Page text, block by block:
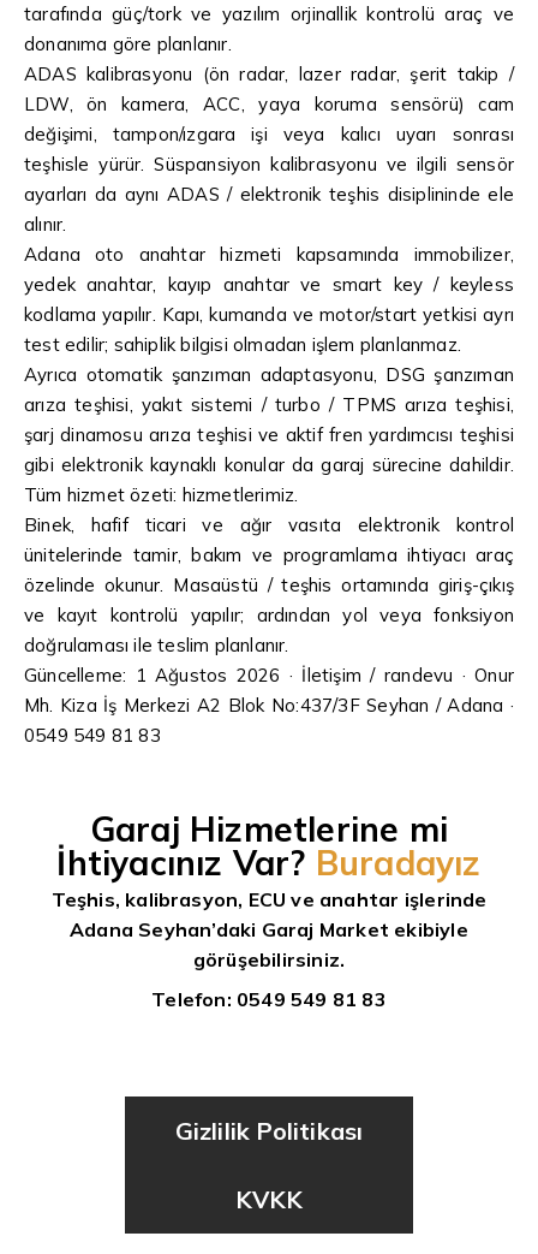
tarafında güç/tork ve yazılım orjinallik kontrolü araç ve
donanıma göre planlanır.
ADAS kalibrasyonu (ön radar, lazer radar, şerit takip /
LDW, ön kamera, ACC, yaya koruma sensörü) cam
değişimi, tampon/ızgara işi veya kalıcı uyarı sonrası
teşhisle yürür. Süspansiyon kalibrasyonu ve ilgili sensör
ayarları da aynı ADAS / elektronik teşhis disiplininde ele
alınır.
Adana oto anahtar hizmeti kapsamında immobilizer,
yedek anahtar, kayıp anahtar ve smart key / keyless
kodlama yapılır. Kapı, kumanda ve motor/start yetkisi ayrı
test edilir; sahiplik bilgisi olmadan işlem planlanmaz.
Ayrıca otomatik şanzıman adaptasyonu, DSG şanzıman
arıza teşhisi, yakıt sistemi / turbo / TPMS arıza teşhisi,
şarj dinamosu arıza teşhisi ve aktif fren yardımcısı teşhisi
gibi elektronik kaynaklı konular da garaj sürecine dahildir.
Tüm hizmet özeti: hizmetlerimiz
Binek, hafif ticari ve ağır vasıta elektronik kontrol
ünitelerinde tamir, bakım ve programlama ihtiyacı araç
özelinde okunur. Masaüstü / teşhis ortamında giriş-çıkış
ve kayıt kontrolü yapılır; ardından yol veya fonksiyon
doğrulaması ile teslim planlanır.
Güncelleme: 1 Ağustos 2026 · İletişim / randevu · Onur
Mh. Kiza İş Merkezi A2 Blok No:437/3F Seyhan / Adana ·
0549 549 81 83
Garaj Hizmetlerine mi
İhtiyacınız Var? Buradayız
Teşhis, kalibrasyon, ECU ve anahtar işlerinde
Adana Seyhan’daki Garaj Market ekibiyle
görüşebilirsiniz.
Telefon: 0549 549 81 83
Gizlilik Politikası
KVKK